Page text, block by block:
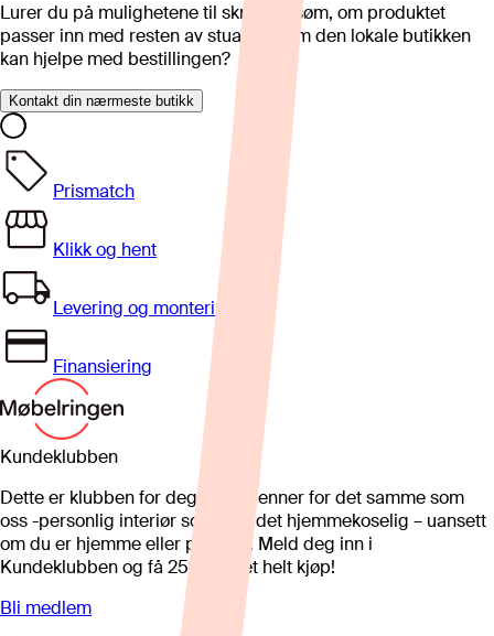
Lurer du på mulighetene til skreddersøm, om produktet
passer inn med resten av stua eller om den lokale butikken
kan hjelpe med bestillingen?
Kontakt din nærmeste butikk
Prismatch
Klikk og hent
Levering og montering
Finansiering
Kundeklubben
Dette er klubben for deg som brenner for det samme som
oss -personlig interiør som gjør det hjemmekoselig – uansett
om du er hjemme eller på hytta. Meld deg inn i
Kundeklubben og få 25%* på et helt kjøp!
Bli medlem